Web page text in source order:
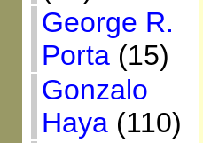
George R.
Porta(15)
Gonzalo
Haya(110)